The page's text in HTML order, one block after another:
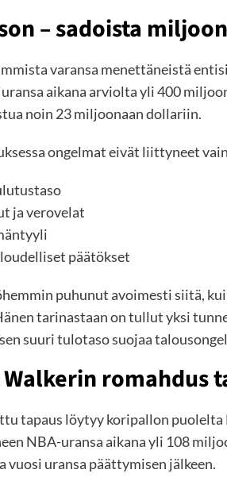
– sadoista
varansa menettäneistä
aikana arviolta yli 400
noin 23 miljoonaan dollariin.
ongelmat eivät liittyneet
ja verovelat
päätökset
puhunut avoimesti siitä,
tarinastaan on tullut yksi
suuri tulotaso suojaa
romahdus
tapaus löytyy koripallon
NBA-uransa aikana yli 108
vuosi uransa päättymisen jälkeen.